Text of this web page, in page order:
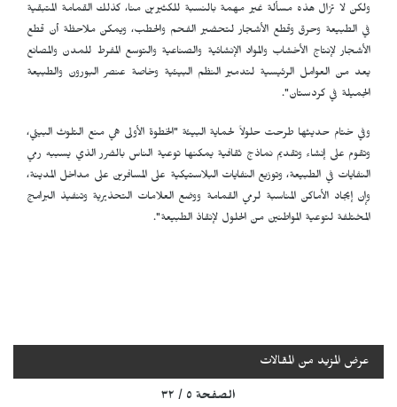
ولكن لا تزال هذه مسألة غير مهمة بالنسبة للكثيرين منا، كذلك القمامة المتبقية
في الطبيعة وحرق وقطع الأشجار لتحضير الفحم والحطب، ويمكن ملاحظة أن قطع
الأشجار لإنتاج الأخشاب والمواد الإنشائية والصناعية والتوسع المفرط للمدن والمصانع
يعد من العوامل الرئيسية لتدمير النظم البيئية وخاصة عنصر البورون والطبيعة
الجميلة في كردستان".
وفي ختام حديثها طرحت حلولاً لحماية البيئة "الخطوة الأولى هي منع التلوث البيئي،
وتقوم على إنشاء وتقديم نماذج ثقافية يمكنها توعية الناس بالضرر الذي يسببه رمي
النفايات في الطبيعة، وتوزيع النفايات البلاستيكية على المسافرين على مداخل المدينة،
وإن إيجاد الأماكن المناسبة لرمي القمامة ووضع العلامات التحذيرية وتنفيذ البرامج
المختلفة لتوعية المواطنين من الحلول لإنقاذ الطبيعة".
عرض المزيد من المقالات
الصفحة ٥ / ٣٢